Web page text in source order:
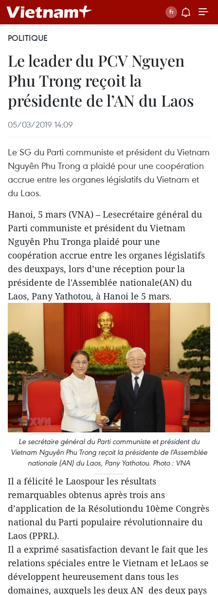
POLITIQUE
Le leader du PCV Nguyen
Phu Trong reçoit la
présidente de l’AN du Laos
05/03/2019 14:09
Le SG du Parti communiste et président du Vietnam
Nguyên Phu Trong a plaidé pour une coopération
accrue entre les organes législatifs du Vietnam et
du Laos.
Hanoi, 5 mars (VNA) – Lesecrétaire général du
Parti communiste et président du Vietnam
Nguyên Phu Tronga plaidé pour une
coopération accrue entre les organes législatifs
des deuxpays, lors d’une réception pour la
présidente de l'Assemblée nationale(AN) du
Laos, Pany Yathotou, à Hanoi le 5 mars.
Le secrétaire général du Parti communiste et président du
Vietnam Nguyên Phu Trong reçoit la présidente de l'Assemblée
nationale (AN) du Laos, Pany Yathotou. Photo : VNA
Il a félicité le Laospour les résultats
remarquables obtenus après trois ans
d’application de la Résolutiondu 10ème Congrès
national du Parti populaire révolutionnaire du
Laos (PPRL).
Il a exprimé sasatisfaction devant le fait que les
relations spéciales entre le Vietnam et leLaos se
développent heureusement dans tous les
domaines, auxquels les deux AN des deux pays